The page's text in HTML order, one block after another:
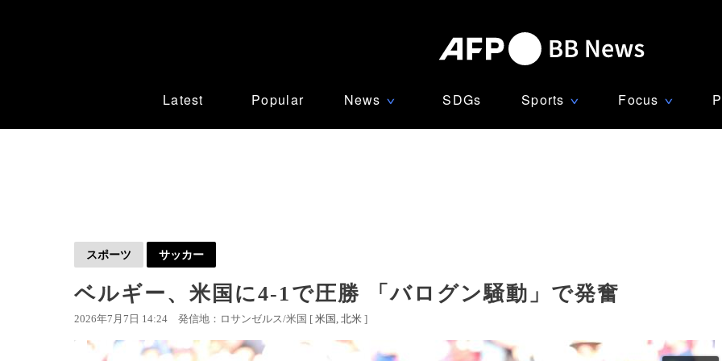
Latest Popular News ∨ SDGs Sports ∨ Focus ∨
スポーツ サッカー
ベルギー、米国に4-1で圧勝 「バログン騒動」で発奮
2026年7月7日 14:24 発信地：ロサンゼルス/米国 [ 米国 北米 ]